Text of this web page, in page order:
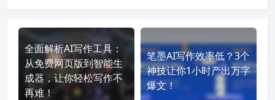
全面解析AI写作工具：
从免费网页版到智能生
成器，让你轻松写作不
再难！
笔墨AI写作效率低？3个
神技让你1小时产出万字
爆文！